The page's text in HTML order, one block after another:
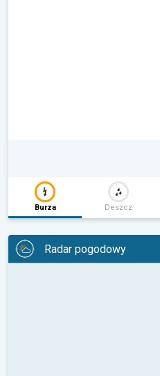
Burza Deszcz
Radar pogodowy